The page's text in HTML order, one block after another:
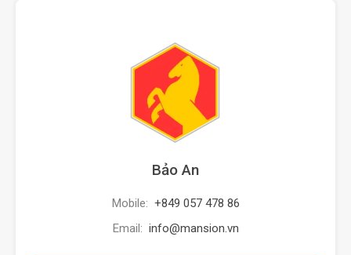
Bảo An
Mobile: +849 057 478 86
Email: info@mansion.vn